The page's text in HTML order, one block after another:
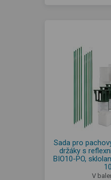
Sada pro
držáky s
BIO10-PO,
V